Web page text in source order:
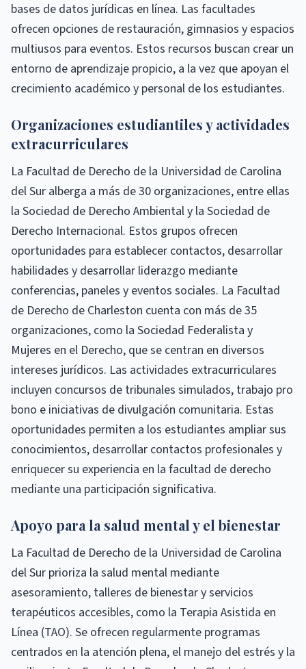
bases de datos jurídicas en línea. Las facultades
ofrecen opciones de restauración, gimnasios y espacios
multiusos para eventos. Estos recursos buscan crear un
entorno de aprendizaje propicio, a la vez que apoyan el
crecimiento académico y personal de los estudiantes.
Organizaciones estudiantiles y actividades
extracurriculares
La Facultad de Derecho de la Universidad de Carolina
del Sur alberga a más de 30 organizaciones, entre ellas
la Sociedad de Derecho Ambiental y la Sociedad de
Derecho Internacional. Estos grupos ofrecen
oportunidades para establecer contactos, desarrollar
habilidades y desarrollar liderazgo mediante
conferencias, paneles y eventos sociales. La Facultad
de Derecho de Charleston cuenta con más de 35
organizaciones, como la Sociedad Federalista y
Mujeres en el Derecho, que se centran en diversos
intereses jurídicos. Las actividades extracurriculares
incluyen concursos de tribunales simulados, trabajo pro
bono e iniciativas de divulgación comunitaria. Estas
oportunidades permiten a los estudiantes ampliar sus
conocimientos, desarrollar contactos profesionales y
enriquecer su experiencia en la facultad de derecho
mediante una participación significativa.
Apoyo para la salud mental y el bienestar
La Facultad de Derecho de la Universidad de Carolina
del Sur prioriza la salud mental mediante
asesoramiento, talleres de bienestar y servicios
terapéuticos accesibles, como la Terapia Asistida en
Línea (TAO). Se ofrecen regularmente programas
centrados en la atención plena, el manejo del estrés y la